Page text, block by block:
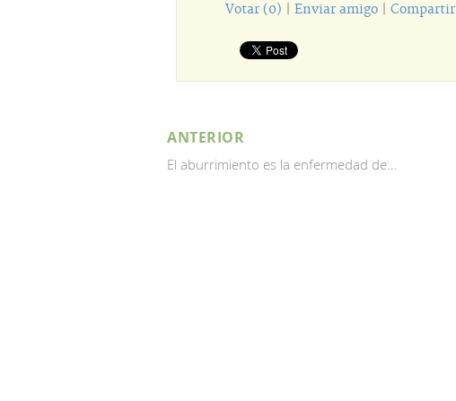
Votar (0) Enviar amigo Compartir
ANTERIOR
El aburrimiento es la enfermedad de...